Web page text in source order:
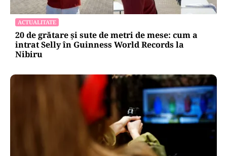
Groapă de trei metri lângă Palatul Cotroceni. O
cântăreață a rămas cu mașina blocata în
mijlocul Capitalei: „Am căzut în groapa asta”